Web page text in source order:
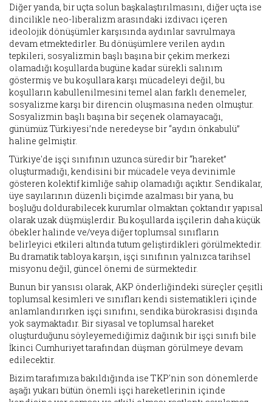
Diğer yanda, bir uçta solun başkalaştırılmasını, diğer uçta ise
dincilikle neo-liberalizm arasındaki izdivacı içeren
ideolojik dönüşümler karşısında aydınlar savrulmaya
devam etmektedirler. Bu dönüşümlere verilen aydın
tepkileri, sosyalizmin başlı başına bir çekim merkezi
olamadığı koşullarda bugüne kadar sürekli salınım
göstermiş ve bu koşullara karşı mücadeleyi değil, bu
koşulların kabullenilmesini temel alan farklı denemeler,
sosyalizme karşı bir direncin oluşmasına neden olmuştur.
Sosyalizmin başlı başına bir seçenek olamayacağı,
günümüz Türkiyesi’nde neredeyse bir “aydın önkabulü”
haline gelmiştir.
Türkiye'de işçi sınıfının uzunca süredir bir “hareket”
oluşturmadığı, kendisini bir mücadele veya devinimle
gösteren kolektif kimliğe sahip olamadığı açıktır. Sendikalar,
üye sayılarının düzenli biçimde azalması bir yana, bu
boşluğu doldurabilecek kurumlar olmaktan çoktandır yapısal
olarak uzak düşmüşlerdir. Bu koşullarda işçilerin daha küçük
öbekler halinde ve/veya diğer toplumsal sınıfların
belirleyici etkileri altında tutum geliştirdikleri görülmektedir.
Bu dramatik tabloya karşın, işçi sınıfının yalnızca tarihsel
misyonu değil, güncel önemi de sürmektedir.
Bunun bir yansısı olarak, AKP önderliğindeki süreçler çeşitli
toplumsal kesimleri ve sınıfları kendi sistematikleri içinde
anlamlandırırken işçi sınıfını, sendika bürokrasisi dışında
yok saymaktadır. Bir siyasal ve toplumsal hareket
oluşturduğunu söyleyemediğimiz dağınık bir işçi sınıfı bile
İkinci Cumhuriyet tarafından düşman görülmeye devam
edilecektir.
Bizim tarafımıza bakıldığında ise TKP'nin son dönemlerde
aşağı yukarı bütün önemli işçi hareketlerinin içinde